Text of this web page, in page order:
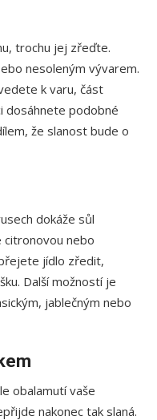
trochu jej zřeďte.
nesoleným vývarem.
k varu, část
dosáhnete podobné
že slanost bude o
dokáže sůl
nebo
jídlo zředit,
Další možností je
jablečným nebo
obalamutí vaše
nakonec tak slaná.